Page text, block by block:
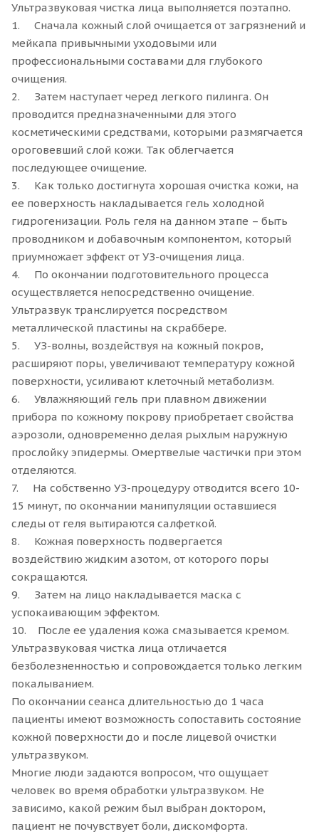
Ультразвуковая чистка лица выполняется поэтапно.
1. Сначала кожный слой очищается от загрязнений и
мейкапа привычными уходовыми или
профессиональными составами для глубокого
очищения.
2. Затем наступает черед легкого пилинга. Он
проводится предназначенными для этого
косметическими средствами, которыми размягчается
ороговевший слой кожи. Так облегчается
последующее очищение.
3. Как только достигнута хорошая очистка кожи, на
ее поверхность накладывается гель холодной
гидрогенизации. Роль геля на данном этапе – быть
проводником и добавочным компонентом, который
приумножает эффект от УЗ-очищения лица.
4. По окончании подготовительного процесса
осуществляется непосредственно очищение.
Ультразвук транслируется посредством
металлической пластины на скраббере.
5. УЗ-волны, воздействуя на кожный покров,
расширяют поры, увеличивают температуру кожной
поверхности, усиливают клеточный метаболизм.
6. Увлажняющий гель при плавном движении
прибора по кожному покрову приобретает свойства
аэрозоли, одновременно делая рыхлым наружную
прослойку эпидермы. Омертвелые частички при этом
отделяются.
7. На собственно УЗ-процедуру отводится всего 10-
15 минут, по окончании манипуляции оставшиеся
следы от геля вытираются салфеткой.
8. Кожная поверхность подвергается
воздействию жидким азотом, от которого поры
сокращаются.
9. Затем на лицо накладывается маска с
успокаивающим эффектом.
10. После ее удаления кожа смазывается кремом.
Ультразвуковая чистка лица отличается
безболезненностью и сопровождается только легким
покалыванием.
По окончании сеанса длительностью до 1 часа
пациенты имеют возможность сопоставить состояние
кожной поверхности до и после лицевой очистки
ультразвуком.
Многие люди задаются вопросом, что ощущает
человек во время обработки ультразвуком. Не
зависимо, какой режим был выбран доктором,
пациент не почувствует боли, дискомфорта.